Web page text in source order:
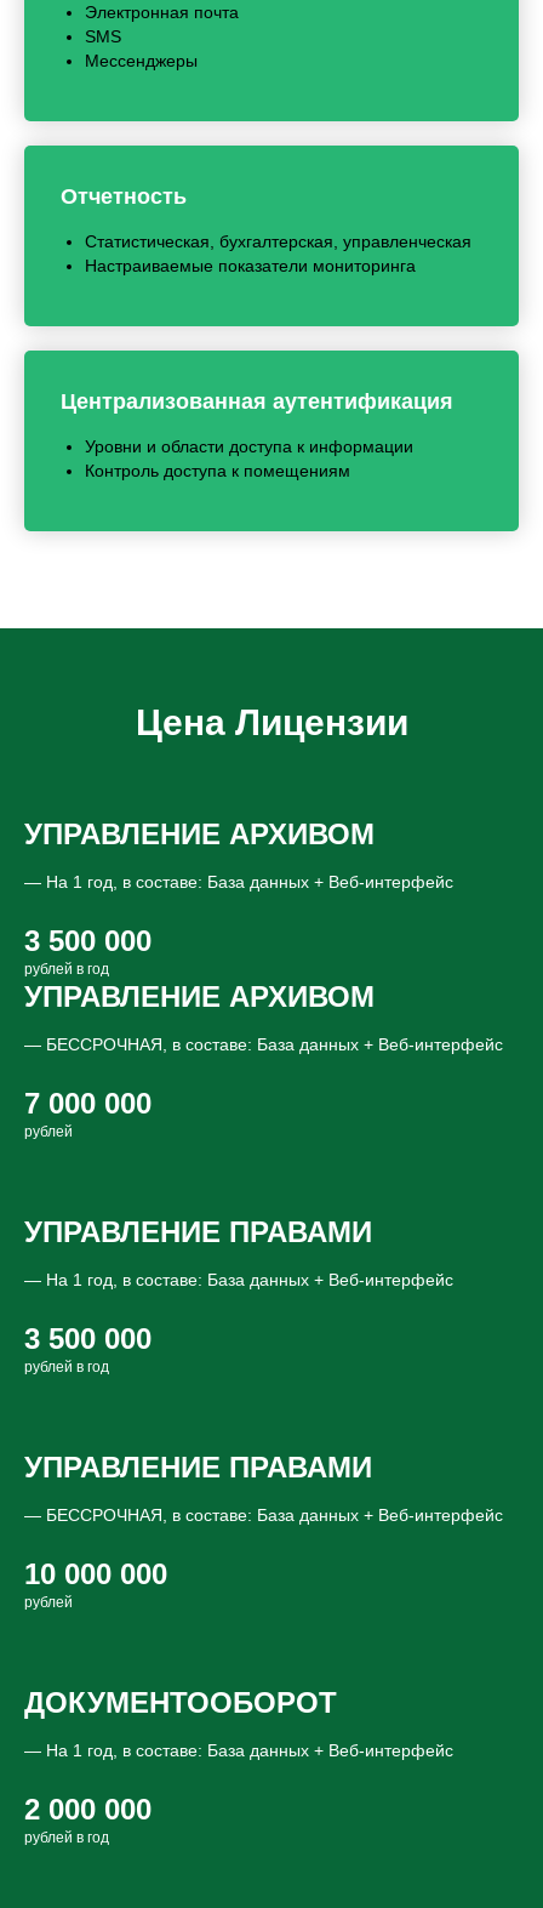
Электронная почта
SMS
Мессенджеры
Отчетность
Статистическая, бухгалтерская, управленческая
Настраиваемые показатели мониторинга
Централизованная аутентификация
Уровни и области доступа к информации
Контроль доступа к помещениям
Цена Лицензии
УПРАВЛЕНИЕ АРХИВОМ
— На 1 год, в составе: База данных + Веб-интерфейс
3 500 000
рублей в год
УПРАВЛЕНИЕ АРХИВОМ
— БЕССРОЧНАЯ, в составе: База данных + Веб-интерфейс
7 000 000
рублей
УПРАВЛЕНИЕ ПРАВАМИ
— На 1 год, в составе: База данных + Веб-интерфейс
3 500 000
рублей в год
УПРАВЛЕНИЕ ПРАВАМИ
— БЕССРОЧНАЯ, в составе: База данных + Веб-интерфейс
10 000 000
рублей
ДОКУМЕНТООБОРОТ
— На 1 год, в составе: База данных + Веб-интерфейс
2 000 000
рублей в год